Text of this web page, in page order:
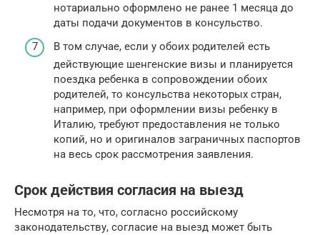
нотариально оформлено не ранее 1 месяца до
даты подачи документов в консульство.
В том случае, если у обоих родителей есть
действующие шенгенские визы и планируется
поездка ребенка в сопровождении обоих
родителей, то консульства некоторых стран,
например, при оформлении визы ребенку в
Италию, требуют предоставления не только
копий, но и оригиналов заграничных паспортов
на весь срок рассмотрения заявления.
Срок действия согласия на выезд
Несмотря на то, что, согласно российскому
законодательству, согласие на выезд может быть